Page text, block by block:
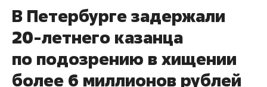
В Петербурге задержали
20-летнего казанца
по подозрению в хищении
более 6 миллионов рублей